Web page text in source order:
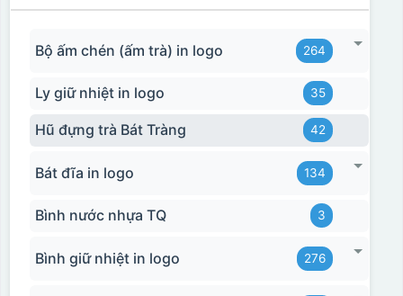
Bộ ấm chén (ấm trà) in logo 264
Ly giữ nhiệt in logo 35
Hũ đựng trà Bát Tràng 42
Bát đĩa in logo 134
Bình nước nhựa TQ 3
Bình giữ nhiệt in logo 276